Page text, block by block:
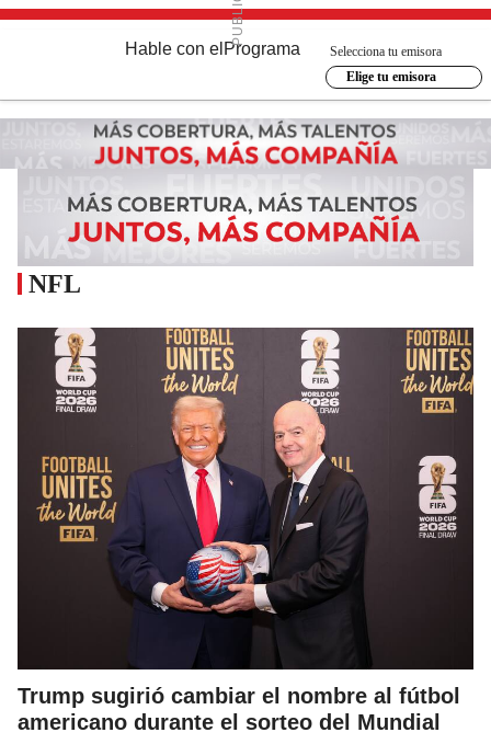
Hable con el Programa
Selecciona tu emisora
Elige tu emisora
NFL
Trump sugirió cambiar el nombre al fútbol
americano durante el sorteo del Mundial